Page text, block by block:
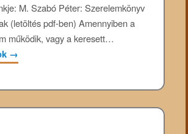
M. Szabó Péter: Szerelemkönyv
(letöltés pdf-ben) Amennyiben a
működik, vagy a keresett…
→